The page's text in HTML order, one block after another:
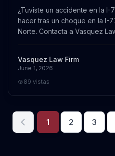
¿Tuviste un accidente en la
hacer tras un choque en la I-
Norte. Contacta a Vasquez
Vasquez Law Firm
June 1, 2026
89 vistas
1 2 3